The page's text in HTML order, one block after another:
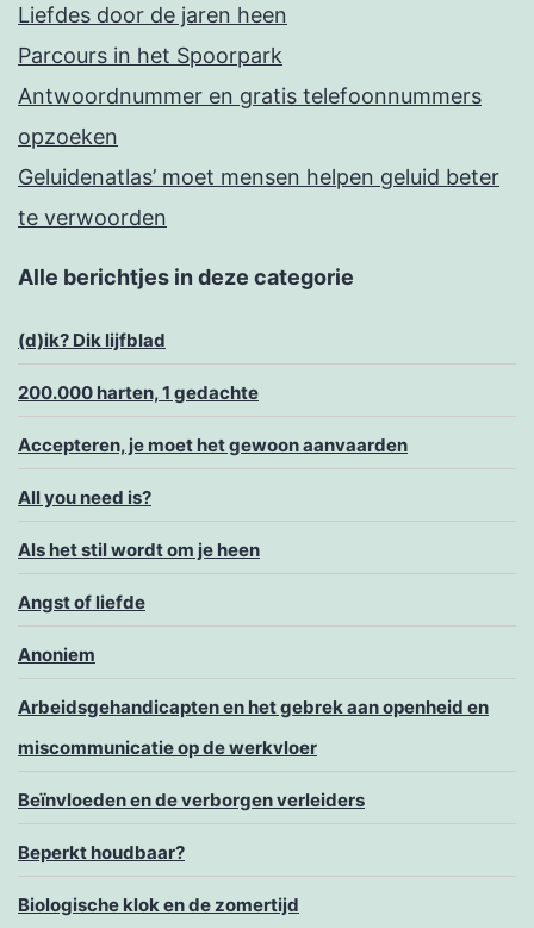
Liefdes door de jaren heen
Parcours in het Spoorpark
Antwoordnummer en gratis telefoonnummers
opzoeken
Geluidenatlas’ moet mensen helpen geluid beter
te verwoorden
Alle berichtjes in deze categorie
(d)ik? Dik lijfblad
200.000 harten, 1 gedachte
Accepteren, je moet het gewoon aanvaarden
All you need is?
Als het stil wordt om je heen
Angst of liefde
Anoniem
Arbeidsgehandicapten en het gebrek aan openheid en
miscommunicatie op de werkvloer
Beïnvloeden en de verborgen verleiders
Beperkt houdbaar?
Biologische klok en de zomertijd